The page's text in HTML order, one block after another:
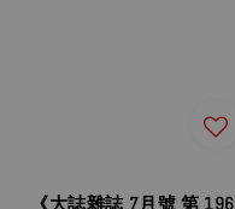
《大誌雜誌 7月號 第 196